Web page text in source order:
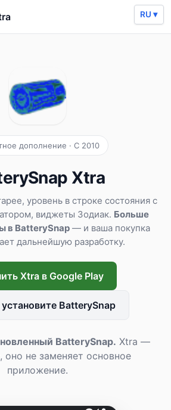
дополнение · С 2010
Xtra
уровень в строке состояния с
виджеты Зодиак. Больше
в BatterySnap— и ваша покупка
дальнейшую разработку.
Xtra в Google Play
BatterySnap
BatterySnap. Xtra —
оно не заменяет основное
приложение.
RU ▾